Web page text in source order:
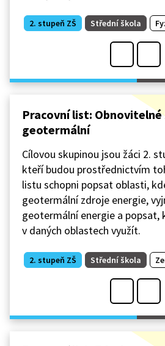
2. stupeň ZŠ Střední škola
Pracovní list:
geotermální
Cílovou skupinou jsou žáci 2.
kteří budou prostřednictvím
listu schopni popsat oblasti,
geotermální zdroje energie,
geotermální energie a popsat,
v daných oblastech využít.
2. stupeň ZŠ Střední škola